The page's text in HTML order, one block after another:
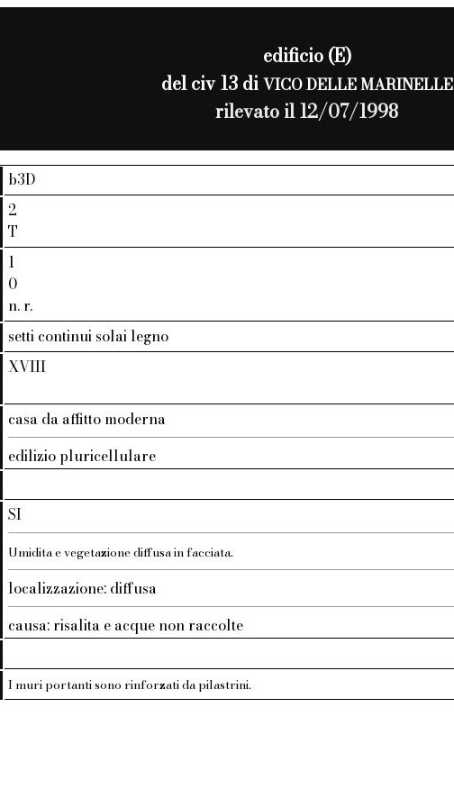
edificio (E)
del civ 13 diVICO DELLE MARINELLE
rilevato il 12/07/1998
b3D
2
T
1
0
n. r.
setti continui solai legno
XVIII
casa da affitto moderna
edilizio pluricellulare
SI
Umidita e vegetazione diffusa in facciata.
localizzazione: diffusa
causa: risalita e acque non raccolte
I muri portanti sono rinforzati da pilastrini.